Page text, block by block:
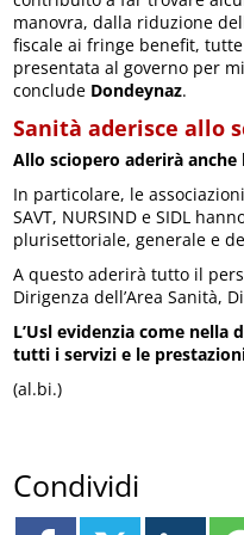
manovra, dalla riduzione
fiscale ai fringe benefit,
presentata al governo per
conclude Dondeynaz.
Sanità aderisce allo
Allo sciopero aderirà anche
In particolare, le associazioni
SAVT, NURSIND e SIDL
plurisettoriale, generale e
A questo aderirà tutto il
Dirigenza dell’Area Sanità,
L’Usl evidenzia come
tutti i servizi e le
(al.bi.)
Condividi